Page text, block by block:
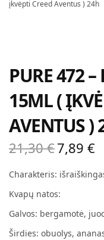
įkvėpti Creed Aventus ) 24h
PURE 472
15ML (
AVENTUS )
21,30€ Original
was:
21,30 €.
7,89€
Charakteris:
Kvapų natos:
Galvos: bergamotė,
Širdies: obuolys,